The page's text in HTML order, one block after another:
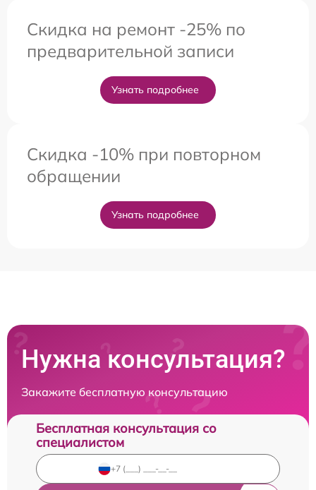
Скидка на ремонт -25% по
предварительной записи
Узнать подробнее
Скидка -10% при повторном
обращении
Узнать подробнее
Нужна консультация?
Закажите бесплатную консультацию
Бесплатная консультация со
специалистом